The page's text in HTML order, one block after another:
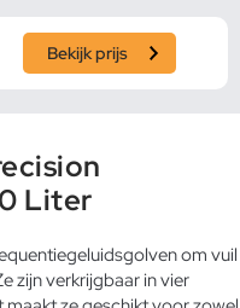
Bekijk prijs
Liter
om vuil
zijn verkrijgbaar in vier